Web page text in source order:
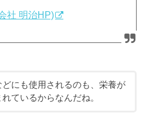
社 明治HP)
にも使用されるのも、栄養が
ているからなんだね。